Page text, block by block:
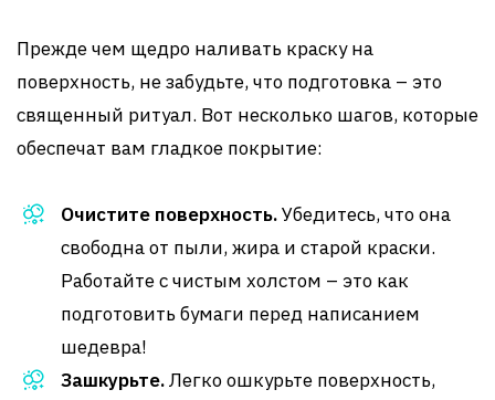
Прежде чем щедро наливать краску на
поверхность, не забудьте, что подготовка – это
священный ритуал. Вот несколько шагов, которые
обеспечат вам гладкое покрытие:
Очистите поверхность.Убедитесь, что она
свободна от пыли, жира и старой краски.
Работайте с чистым холстом – это как
подготовить бумаги перед написанием
шедевра!
Зашкурьте.Легко ошкурьте поверхность,